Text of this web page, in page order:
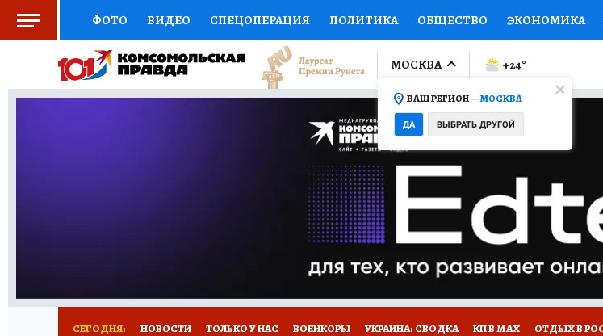
ФОТО ВИДЕО СПЕЦОПЕРАЦИЯ ПОЛИТИКА ОБЩЕСТВО ЭКОНОМИКА
СОЦПОДДЕРЖКА НАУКА СПОРТ КОЛУМНИСТЫ ПРОИСШЕСТВИЯ
ВЫБОР ЭКСПЕРТОВ ДОКТОР ФИНАНСЫ ОТКРЫВАЕМ МИР Я ЗНАЮ
ПРОГНОЗЫ НА СПОРТ ПРОМОКОДЫ СЕРИАЛЫ
ТЕЛЕВИЗОР КОЛЛЕКЦИИ КОНКУРСЫ
НОВОЕ НА САЙТЕ
МОСКВА
ВАШ РЕГИОН —МОСКВА
ДА ВЫБРАТЬ ДРУГОЙ
+24°
СЕГОДНЯ: НОВОСТИ ТОЛЬКО У НАС ВОЕНКОРЫ УКРАИНА: СВОДКА КП В МАХ ОТДЫХ В